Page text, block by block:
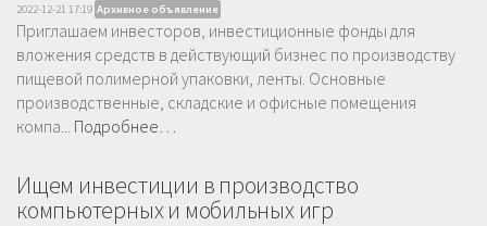
2022-12-21 17:19 Архивное объявление
Приглашаем инвесторов, инвестиционные фонды для
вложения средств в действующий бизнес по производству
пищевой полимерной упаковки, ленты. Основные
производственные, складские и офисные помещения
компа... Подробнее…
Ищем инвестиции в производство
компьютерных и мобильных игр